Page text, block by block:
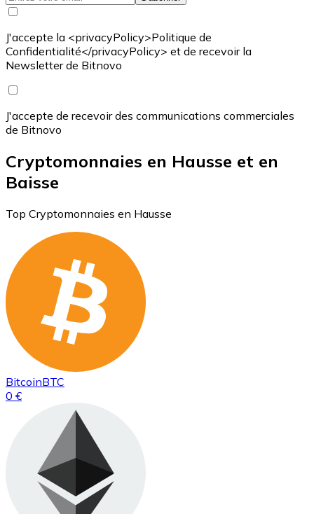
J'accepte la <privacyPolicy>Politique de
Confidentialité</privacyPolicy> et de recevoir la
Newsletter de Bitnovo
J'accepte de recevoir des communications commerciales
de Bitnovo
Cryptomonnaies en Hausse et en
Baisse
Top Cryptomonnaies en Hausse
BitcoinBTC
0 €